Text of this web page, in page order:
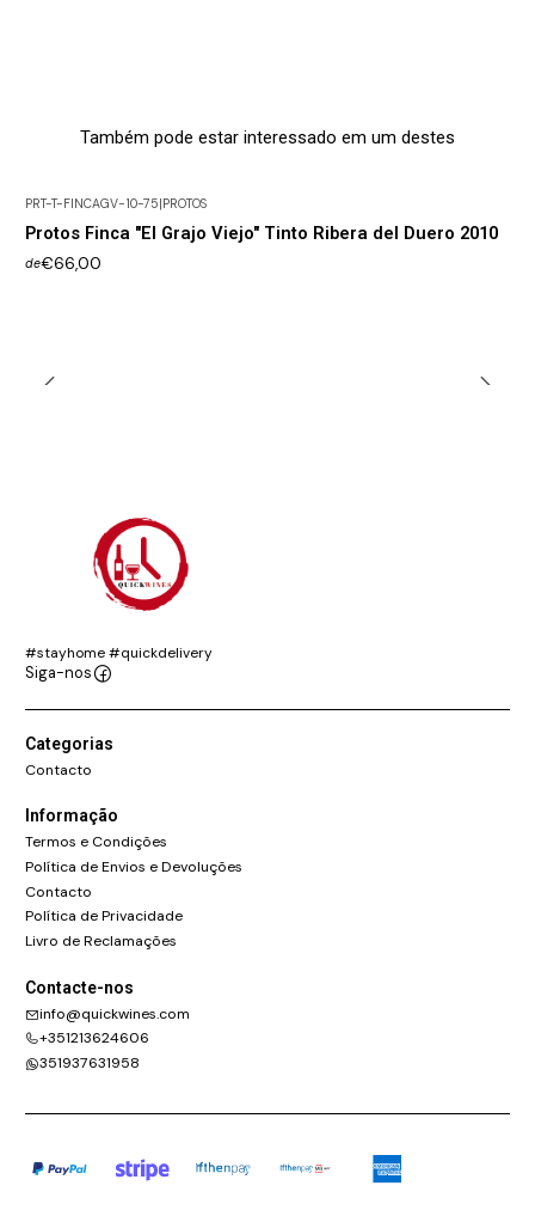
Também pode estar interessado em um destes
PRT-T-FINCAGV-10-75 PROTOS
Protos Finca "El Grajo Viejo" Tinto Ribera del Duero 2010
de€66,00
#stayhome #quickdelivery
Siga-nos
Categorias
Contacto
Informação
Termos e Condições
Política de Envios e Devoluções
Contacto
Política de Privacidade
Livro de Reclamações
Contacte-nos
info@quickwines.com
+351213624606
351937631958